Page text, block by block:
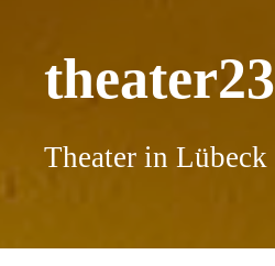
theater23
Theater in Lübeck